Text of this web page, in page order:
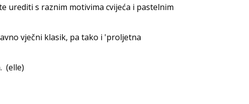
urediti s raznim motivima cvijeća i pastelnim
vječni klasik, pa tako i 'proljetna
(elle)